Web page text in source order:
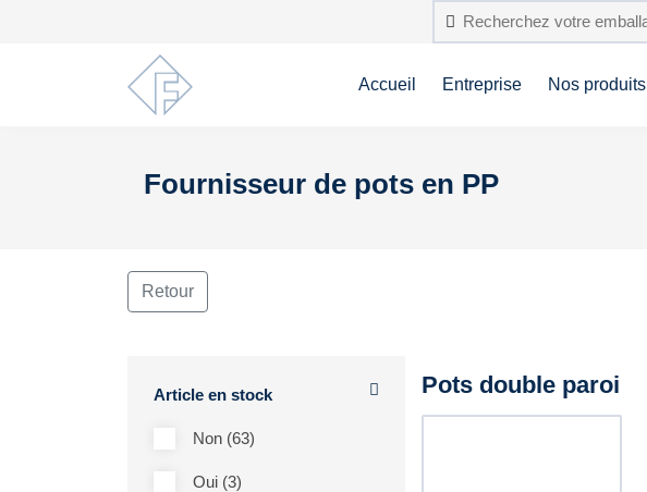
Accueil Entreprise Nos produits
Fournisseur de pots en PP
Retour
Article en stock
Non (63)
Oui (3)
Pots double paroi